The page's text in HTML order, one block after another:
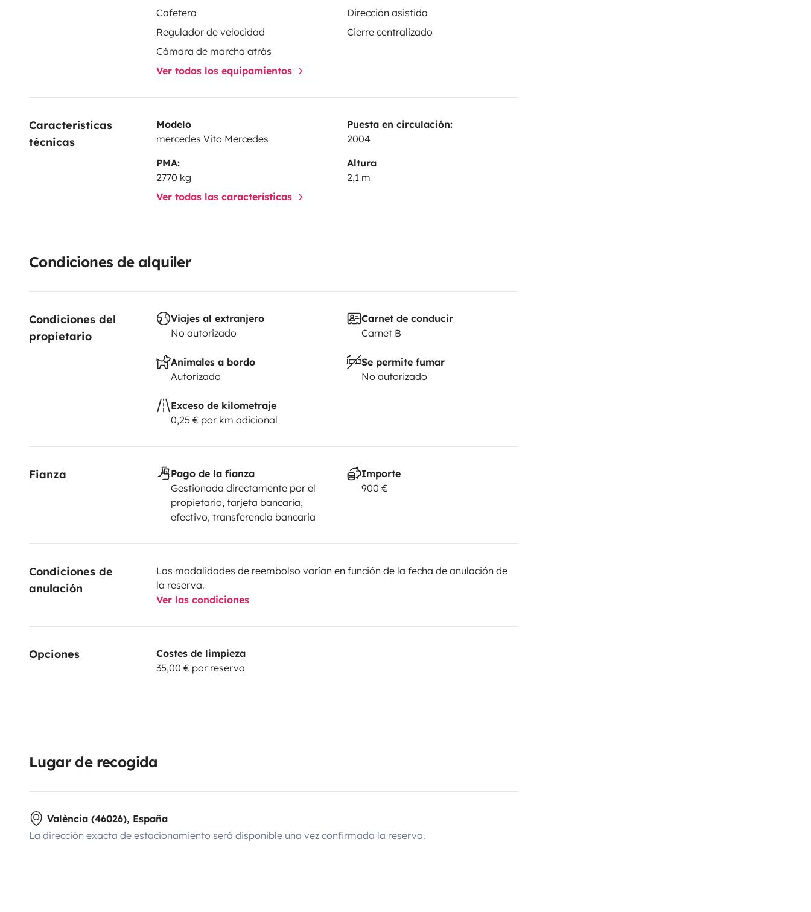
Cafetera
Dirección asistida
Regulador de velocidad
Cierre centralizado
Cámara de marcha atrás
Ver todos los equipamientos
Características
técnicas
Modelo
mercedes Vito Mercedes
Puesta en circulación:
2004
PMA:
2770 kg
Altura
2,1 m
Ver todas las características
Condiciones de alquiler
Condiciones del
propietario
Viajes al extranjero
No autorizado
Carnet de conducir
Carnet B
Animales a bordo
Autorizado
Se permite fumar
No autorizado
Exceso de kilometraje
0,25 € por km adicional
Fianza
Pago de la fianza
Gestionada directamente por el
propietario, tarjeta bancaria,
efectivo, transferencia bancaria
Importe
900 €
Condiciones de
anulación
Las modalidades de reembolso varían en función de la fecha de anulación de
la reserva.
Ver las condiciones
Opciones
Costes de limpieza
35,00 € por reserva
Lugar de recogida
València (46026), España
La dirección exacta de estacionamiento será disponible una vez confirmada la reserva.